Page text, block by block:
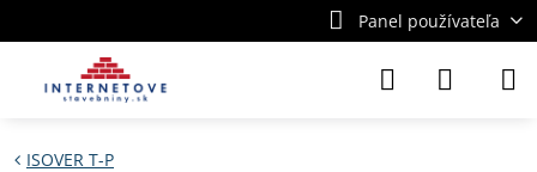
Panel používateľa
ISOVER T-P